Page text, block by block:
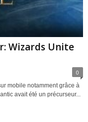
Wizards Unite
0
mobile notamment grâce à
avait été un précurseur...